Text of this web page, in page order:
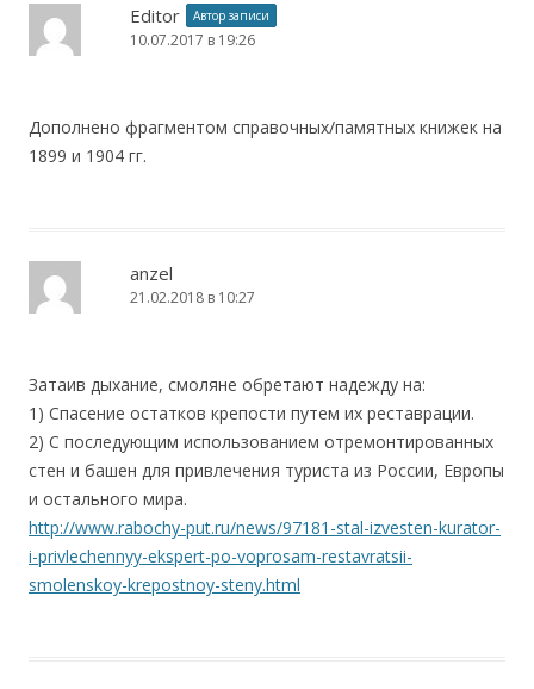
Editor Автор записи
10.07.2017 в 19:26
Дополнено фрагментом справочных/памятных книжек на
1899 и 1904 гг.
anzel
21.02.2018 в 10:27
Затаив дыхание, смоляне обретают надежду на:
1) Спасение остатков крепости путем их реставрации.
2) С последующим использованием отремонтированных
стен и башен для привлечения туриста из России, Европы
и остального мира.
http://www.rabochy-put.ru/news/97181-stal-izvesten-kurator-
i-privlechennyy-ekspert-po-voprosam-restavratsii-
smolenskoy-krepostnoy-steny.html